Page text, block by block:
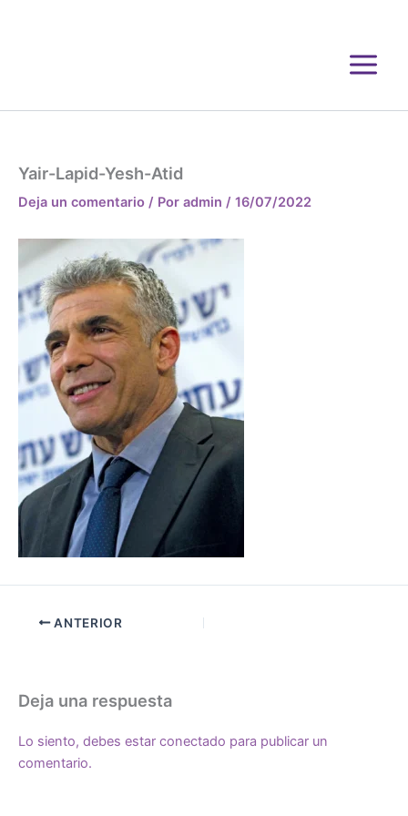
Yair-Lapid-Yesh-Atid
Deja un comentario / Por admin / 16/07/2022
ANTERIOR
Deja una respuesta
Lo siento, debes estar conectado para publicar un
comentario.